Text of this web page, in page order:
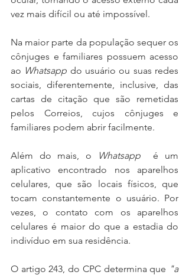
vez mais difícil ou até impossível.
Na maior parte da população sequer os
cônjuges e familiares possuem acesso
ao Whatsapp do usuário ou suas redes
sociais, diferentemente, inclusive, das
cartas de citação que são remetidas
pelos Correios, cujos cônjuges e
familiares podem abrir facilmente.
Além do mais, o Whatsapp
  é um
aplicativo encontrado nos aparelhos
celulares, que são locais físicos, que
tocam constantemente o usuário. Por
vezes, o contato com os aparelhos
celulares é maior do que a estadia do
indivíduo em sua residência.
O artigo 243, do CPC determina que "a